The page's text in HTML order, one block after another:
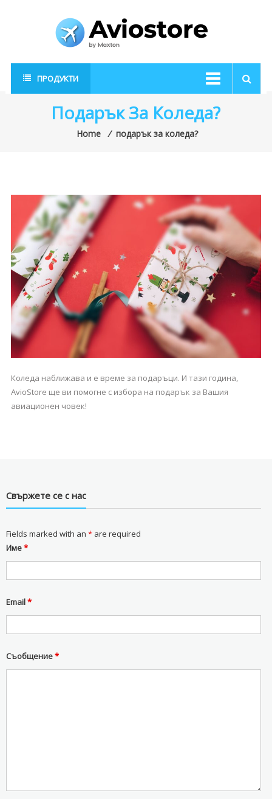
AvioStore
Авиационен
магазин
ПРОДУКТИ
Подарък За Коледа?
Home ⁄ подарък за коледа?
Коледа наближава и е време за подаръци. И тази година,
AvioStore ще ви помогне с избора на подарък за Вашия
авиационен човек!
Свържете се с нас
Fields marked with an *are required
Име*
Email*
Съобщение*